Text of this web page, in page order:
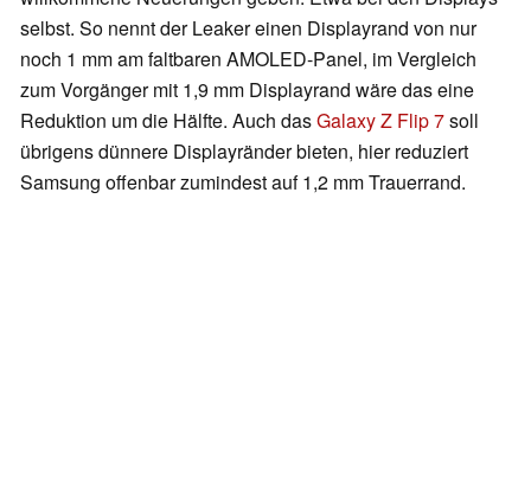
selbst. So nennt der Leaker einen Displayrand von nur
noch 1 mm am faltbaren AMOLED-Panel, im Vergleich
zum Vorgänger mit 1,9 mm Displayrand wäre das eine
Reduktion um die Hälfte. Auch dasGalaxy Z Flip 7soll
übrigens dünnere Displayränder bieten, hier reduziert
Samsung offenbar zumindest auf 1,2 mm Trauerrand.